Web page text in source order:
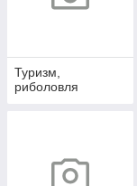
Туризм,
риболовля